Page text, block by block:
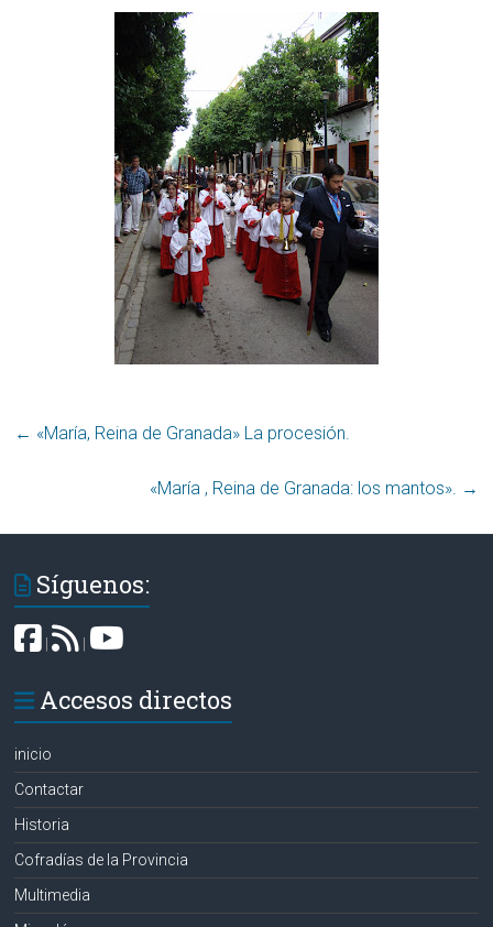
← «María, Reina de Granada» La procesión‏.
«María , Reina de Granada: los mantos»‏. →
Síguenos:
|
Accesos directos
inicio
Contactar
Historia
Cofradías de la Provincia
Multimedia